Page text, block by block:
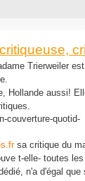
Trierweiler
Hollande aussi!
sa critique du
t-elle- toutes
n'a d'égal que